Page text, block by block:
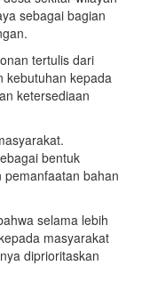
sebagai bagian
tertulis dari
kebutuhan kepada
ketersediaan
bentuk
bahan
selama lebih
masyarakat
diprioritaskan